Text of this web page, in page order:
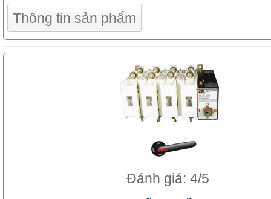
Thông tin sản phẩm
Đánh giá: 4/5